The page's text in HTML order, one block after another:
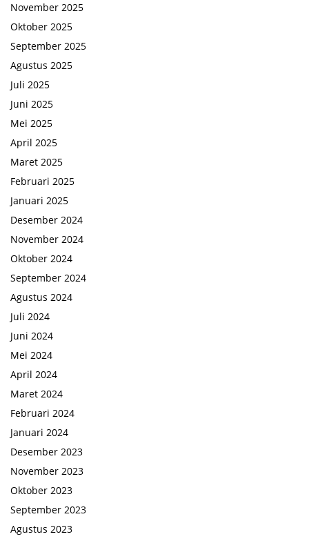
November 2025
Oktober 2025
September 2025
Agustus 2025
Juli 2025
Juni 2025
Mei 2025
April 2025
Maret 2025
Februari 2025
Januari 2025
Desember 2024
November 2024
Oktober 2024
September 2024
Agustus 2024
Juli 2024
Juni 2024
Mei 2024
April 2024
Maret 2024
Februari 2024
Januari 2024
Desember 2023
November 2023
Oktober 2023
September 2023
Agustus 2023